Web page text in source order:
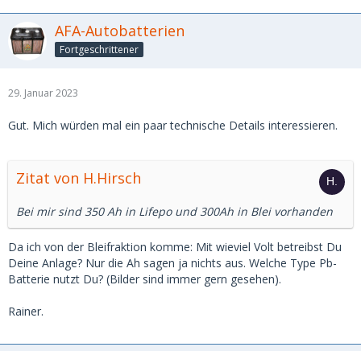
AFA-Autobatterien
Fortgeschrittener
29. Januar 2023
Gut. Mich würden mal ein paar technische Details interessieren.
Zitat von H.Hirsch
Bei mir sind 350 Ah in Lifepo und 300Ah in Blei vorhanden
Da ich von der Bleifraktion komme: Mit wieviel Volt betreibst Du
Deine Anlage? Nur die Ah sagen ja nichts aus. Welche Type Pb-
Batterie nutzt Du? (Bilder sind immer gern gesehen).
Rainer.